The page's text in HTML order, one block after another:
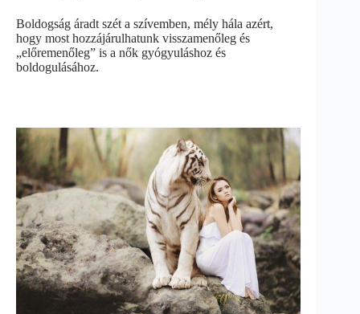
Boldogság áradt szét a szívemben, mély hála azért,
hogy most hozzájárulhatunk visszamenőleg és
„előremenőleg” is a nők gyógyuláshoz és
boldogulásához.